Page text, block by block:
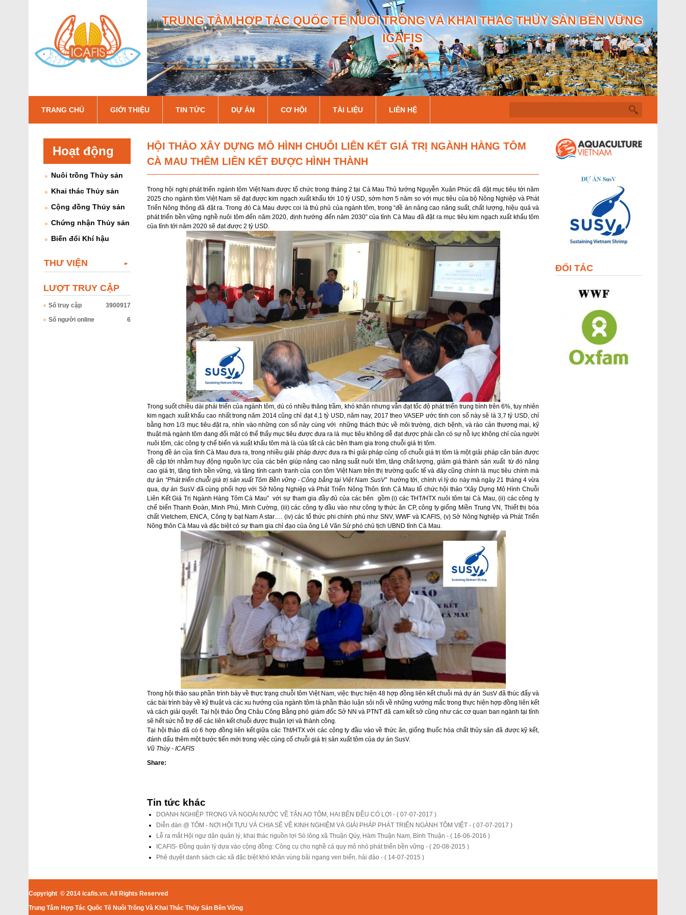
đến
nội
dung
TRUNG TÂM HỢP TÁC QUỐC TẾ NUÔI TRỒNG VÀ KHAI THÁC THỦY SẢN BỀN VỮNG
ICAFIS
English
TRANG CHỦ GIỚI THIỆU TIN TỨC DỰ ÁN CƠ HỘI TÀI LIỆU LIÊN HỆ
m
HỘI THẢO XÂY DỰNG MÔ HÌNH CHUỖI LIÊN KẾT GIÁ TRỊ NGÀNH HÀNG TÔM
CÀ MAU THÊM LIÊN KẾT ĐƯỢC HÌNH THÀNH
Trong hội nghị phát triển ngành tôm Việt Nam được tổ chức trong tháng 2 tại Cà Mau Thủ tướng Nguyễn Xuân Phúc đã đặt mục tiêu tới năm
2025 cho ngành tôm Việt Nam sẽ đạt được kim ngạch xuất khẩu tới 10 tỷ USD, sớm hơn 5 năm so với mục tiêu của bộ Nông Nghiệp và Phát
Triển Nông thông đã đặt ra. Trong đó Cà Mau được coi là thủ phủ của ngành tôm, trong “đề án nâng cao năng suất, chất lượng, hiệu quả và
phát triển bền vững nghề nuôi tôm đến năm 2020, định hướng đến năm 2030” của tỉnh Cà Mau đã đặt ra mục tiêu kim ngạch xuất khẩu tôm
của tỉnh tới năm 2020 sẽ đạt được 2 tỷ USD.
Trong suốt chiều dài phái triển của ngành tôm, dù có nhiều thăng trầm, khó khăn nhưng vẫn đạt tốc độ phát triển trung bình trên 6%, tuy nhiên
kim ngạch xuất khẩu cao nhất trong năm 2014 cũng chỉ đạt 4,1 tỷ USD, năm nay, 2017 theo VASEP ước tính con số này sẽ là 3,7 tỷ USD, chỉ
bằng hơn 1/3 mục tiêu đặt ra, nhìn vào những con số này cùng với những thách thức về môi trường, dịch bệnh, và rào cản thương mại, kỹ
thuật mà ngành tôm đang đối mặt có thể thấy mục tiêu được đưa ra là mục tiêu không dễ đạt được phải cần có sự nỗ lực không chỉ của người
nuôi tôm, các công ty chế biến và xuất khẩu tôm mà là của tất cả các bên tham gia trong chuỗi giá trị tôm.
Trong đề án của tỉnh Cà Mau đưa ra, trong nhiều giải pháp được đưa ra thì giải pháp củng cố chuỗi giá trị tôm là một giải pháp căn bản được
đề cập tới nhằm huy động nguồn lực của các bên giúp nâng cao năng suất nuôi tôm, tăng chất lượng, giảm giá thành sản xuất từ đó nâng
cao giá trị, tăng tính bền vững, và tăng tính cạnh tranh của con tôm Việt Nam trên thị trường quốc tế và đây cũng chính là mục tiêu chính mà
dự án “Phát triển chuỗi giá trị sản xuất Tôm Bền vững - Công bằng tại Việt Nam SusV”hướng tới, chính vì lý do này mà ngày 21 tháng 4 vừa
qua, dự án SusVđã cùng phối hợp với Sở Nông Nghiệp và Phát Triển Nông Thôn tỉnh Cả Mau tổ chức hội thảo“Xây Dựng Mô Hình Chuỗi
Liên Kết Giá Trị Ngành Hàng Tôm Cà Mau” với sự tham gia đầy đủ của các bên gồm (i) các THT/HTX nuôi tôm tại Cà Mau, (ii) các công ty
chế biến Thanh Đoàn, Minh Phú, Minh Cường, (iii) các công ty đầu vào như công ty thức ăn CP, công ty giống Miền Trung VN, Thiết thị bóa
chất Vietchem, ENCA, Công ty bạt Nam A star…. (iv) các tổ thức phi chính phủ như SNV, WWF và ICAFIS, (v) Sở Nông Nghiệp và Phát Triển
Nông thôn Cà Mau và đặc biệt có sự tham gia chỉ đạo của ông Lê Văn Sử phó chủ tịch UBND tỉnh Cà Mau.
Trong hội thảo sau phần trình bày về thực trạng chuỗi tôm Việt Nam, việc thực hiện 48 hợp đồng liên kết chuỗi mà dự án SusV đã thúc đẩy và
các bài trình bày về kỹ thuật và các xu hướng của ngành tôm là phần thảo luận sôi nổi về những vướng mắc trong thực hiện hợp đồng liên kết
và cách giải quyết. Tại hội thảo Ông Châu Công Bằng phó giám đốc Sở NN và PTNT đã cam kết sở cũng như các cơ quan ban ngành tại tỉnh
sẽ hết sức hỗ trợ để các liên kết chuỗi được thuận lợi và thành công.
Tại hội thảo đã có 6 hợp đồng liên kết giữa các Tht/HTX với các công ty đầu vào về thức ăn, giống thuốc hóa chất thủy sản đã được kỹ kết,
đánh dấu thêm một bước tiến mới trong việc củng cố chuỗi giá trị sản xuất tôm của dự án SusV.
Vũ Thùy - ICAFIS
Share:
Tin tức khác
DOANH NGHIỆP TRONG VÀ NGOÀI NƯỚC VỀ TẬN AO TÔM, HAI BÊN ĐỀU CÓ LỢI - ( 07-07-2017 )
Diễn đàn @ TÔM - NƠI HỘI TỰU VÀ CHIA SẼ VỀ KINH NGHIỆM VÀ GIẢI PHÁP PHÁT TRIỂN NGÀNH TÔM VIỆT - ( 07-07-2017 )
Lễ ra mắt Hội ngư dân quản lý, khai thác nguồn lợi Sò lông xã Thuận Qúy, Hàm Thuận Nam, Bình Thuận - ( 16-06-2016 )
ICAFIS- Đồng quản lý dựa vào cộng đồng: Công cụ cho nghề cá quy mô nhỏ phát triển bền vững - ( 20-08-2015 )
Phê duyệt danh sách các xã đặc biệt khó khăn vùng bãi ngang ven biển, hải đảo - ( 14-07-2015 )
Hoạt động
Nuôi trồng Thủy sản
Khai thác Thủy sản
Cộng đồng Thủy sản
Chứng nhận Thủy sản
Biến đổi Khí hậu
THƯ VIỆN
LƯỢT TRUY CẬP
Số truy cập
3900917
Số người online
6
ĐỐI TÁC
Copyright © 2014 icafis.vn. All Rights Reserved
Trung Tâm Hợp Tác Quốc Tế Nuôi Trồng Và Khai Thác Thủy Sản Bền Vững